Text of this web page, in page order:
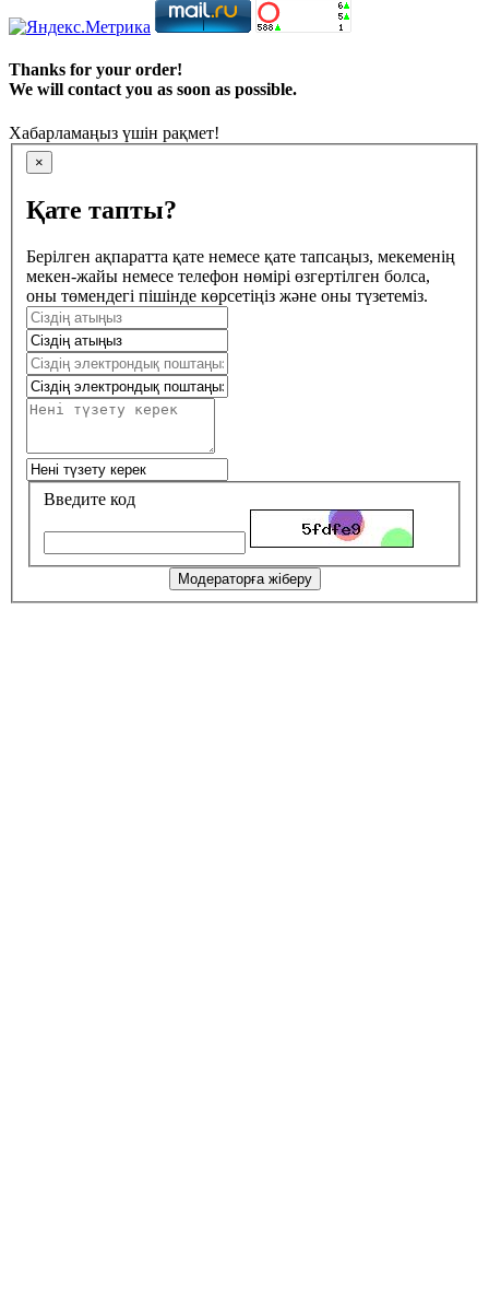
Thanks for your order!
We will contact you as soon as possible.
Хабарламаңыз үшін рақмет!
×
Қате тапты?
Берілген ақпаратта қате немесе қате тапсаңыз, мекеменің
мекен-жайы немесе телефон нөмірі өзгертілген болса,
оны төмендегі пішінде көрсетіңіз және оны түзетеміз.
Введите код
Модераторға жіберу